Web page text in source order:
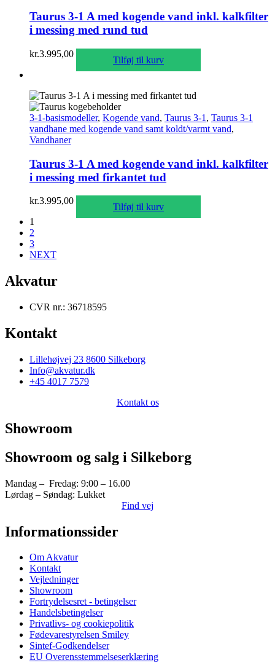
Taurus 3-1 A med kogende vand inkl. kalkfilter
i messing med rund tud
kr.3.995,00
Tilføj til kurv
3-1-basismodeller, Kogende vand, Taurus 3-1 , Taurus 3-1
vandhane med kogende vand samt koldt/varmt vand,
Vandhaner
Taurus 3-1 A med kogende vand inkl. kalkfilter
i messing med firkantet tud
kr.3.995,00
Tilføj til kurv
1
2
3
NEXT
Akvatur
CVR nr.: 36718595
Kontakt
Lillehøjvej 23 8600 Silkeborg
Info@akvatur.dk
+45 4017 7579
Kontakt os
Showroom
Showroom og salg i Silkeborg
Mandag – Fredag: 9:00 – 16.00
Lørdag – Søndag: Lukket
Find vej
Informationssider
Om Akvatur
Kontakt
Vejledninger
Showroom
Fortrydelsesret - betingelser
Handelsbetingelser
Privatlivs- og cookiepolitik
Fødevarestyrelsen Smiley
Sintef-Godkendelser
EU Overensstemmelseserklæring